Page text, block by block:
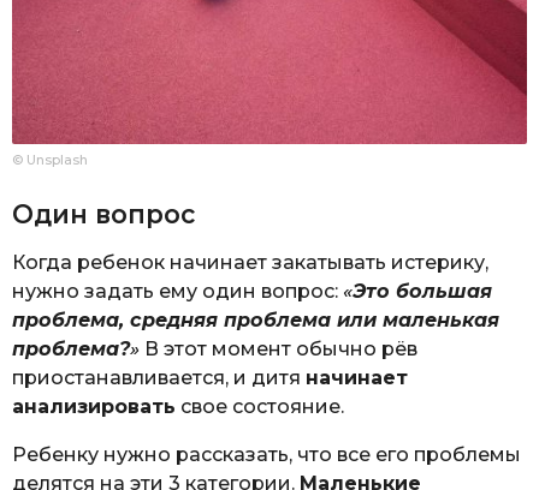
© Unsplash
Один вопрос
Когда ребенок начинает закатывать истерику,
нужно задать ему один вопрос: «Это большая
проблема, средняя проблема или маленькая
проблема?» В этот момент обычно рёв
приостанавливается, и дитя начинает
анализировать свое состояние.
Ребенку нужно рассказать, что все его проблемы
делятся на эти 3 категории. Маленькие